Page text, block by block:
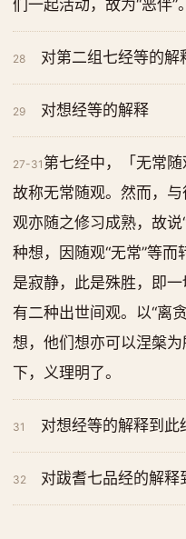
们一起活动，故为“恶伴”。
28 对第二组七经等的解
29 对想经等的解释
27-31 第七经中，「无常随
故称无常随观。然而，
观亦随之修习成熟，故
种想，因随观“无常”等
是寂静，此是殊胜，即
有二种出世间观。以“离
想，他们想亦可以涅槃
下，义理明了。
31 对想经等的解释到此
32 对跋耆七品经的解释